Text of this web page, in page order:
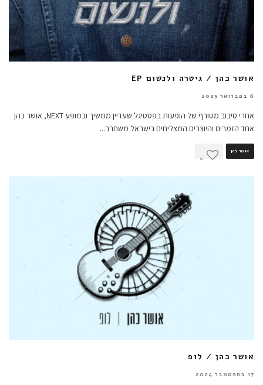
אושר כהן / גיטרה ולנשום EP
6 בפברואר 2025
אחרי סיבוב מטורף של הופעות בפסטיגל שעדיין ממשיך ובמופע NEXT, אושר כהן
אחד הזמרים והיוצרים המצליחים בישראל משחרר...
אושר כהן
0
אושר כהן / לופ
17 בספטמבר 2024